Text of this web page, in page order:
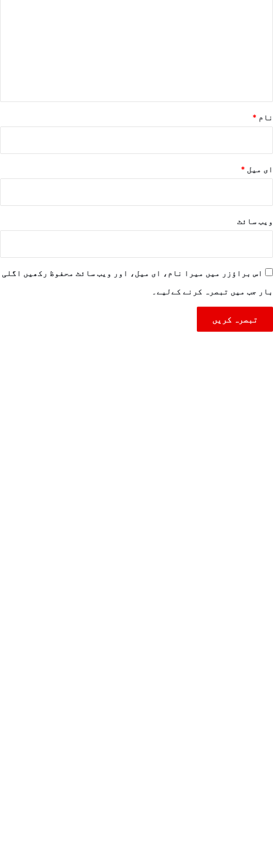
نام *
ای میل *
ویب‌ سائٹ
اس براؤزر میں میرا نام، ای میل، اور ویب سائٹ محفوظ رکھیں اگلی
بار جب میں تبصرہ کرنے کےلیے۔